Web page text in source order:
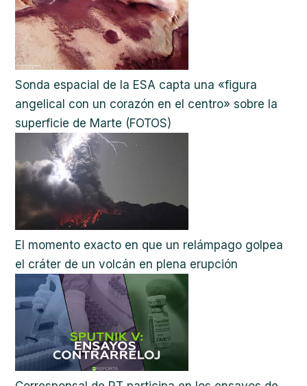
Sonda espacial de la ESA capta una «figura
angelical con un corazón en el centro» sobre la
superficie de Marte (FOTOS)
El momento exacto en que un relámpago golpea
el cráter de un volcán en plena erupción